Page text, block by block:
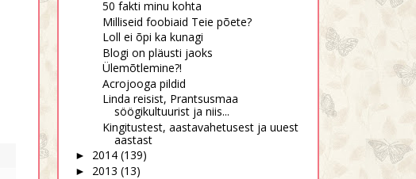
50 fakti minu kohta
Milliseid foobiaid Teie põete?
Loll ei õpi ka kunagi
Blogi on pläusti jaoks
Ülemõtlemine?!
Acrojooga pildid
Linda reisist, Prantsusmaa
söögikultuurist ja niis...
Kingitustest, aastavahetusest ja uuest
aastast
► 2014 (139)
► 2013 (13)